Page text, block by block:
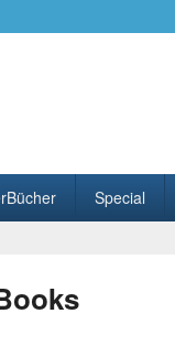
Special